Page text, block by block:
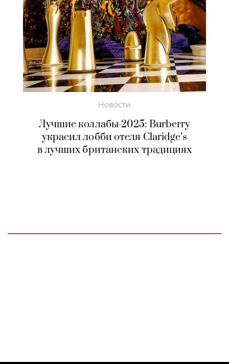
Новости
Лучшие коллабы-2025: Burberry
украсил лобби отеля Claridge’s
в лучших британских традициях